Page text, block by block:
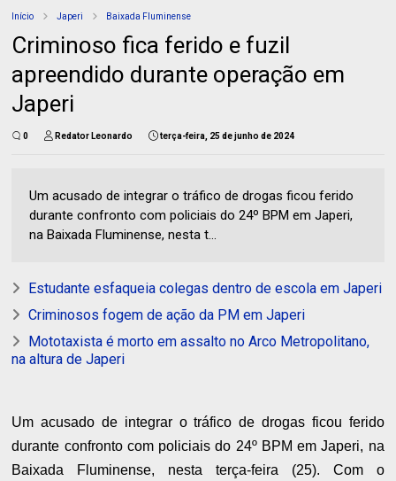
Início Japeri Baixada Fluminense
Criminoso fica ferido e fuzil
apreendido durante operação em
Japeri
0 Redator Leonardo terça-feira, 25 de junho de 2024
Um acusado de integrar o tráfico de drogas ficou ferido
durante confronto com policiais do 24º BPM em Japeri,
na Baixada Fluminense, nesta t...
Estudante esfaqueia colegas dentro de escola em Japeri
Criminosos fogem de ação da PM em Japeri
Mototaxista é morto em assalto no Arco Metropolitano,
na altura de Japeri
Um acusado de integrar o tráfico de drogas ficou ferido
durante confronto com policiais do 24º BPM em Japeri, na
Baixada Fluminense, nesta terça-feira (25). Com o